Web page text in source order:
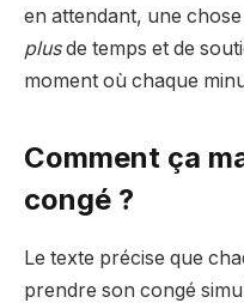
en attendant, une chose
plusde temps et de
moment où chaque
Comment ça
congé ?
Le texte précise que
prendre son congé